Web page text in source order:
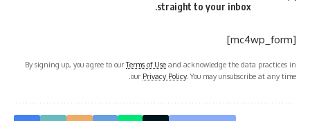
straight to your inbox.
[mc4wp_form]
By signing up, you agree to ourTerms of Use and acknowledge the data practices in
our Privacy Policy. You may unsubscribe at any time.